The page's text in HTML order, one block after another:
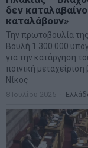
δεν
καταλάβουν»
Την πρωτοβουλία
Βουλή 1.300.000
για την κατάργηση
ποινική
Νίκος
8 Ιουλίου 2025